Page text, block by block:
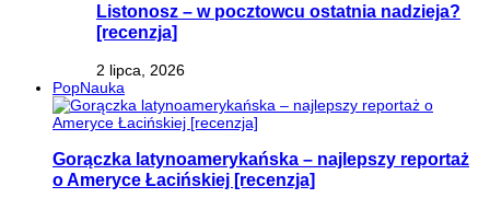
Listonosz – w pocztowcu ostatnia nadzieja?
[recenzja]
2 lipca, 2026
PopNauka
Gorączka latynoamerykańska – najlepszy reportaż
o Ameryce Łacińskiej [recenzja]